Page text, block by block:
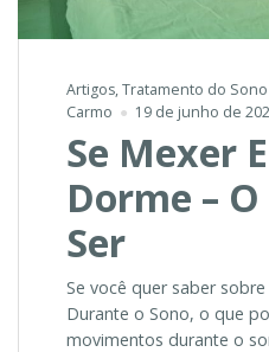
Artigos,Tratamento do Sono
Carmo
19 de junho de
Se Mexer
Dorme –
Ser
Se você quer saber
Durante o Sono, o que
movimentos durante o